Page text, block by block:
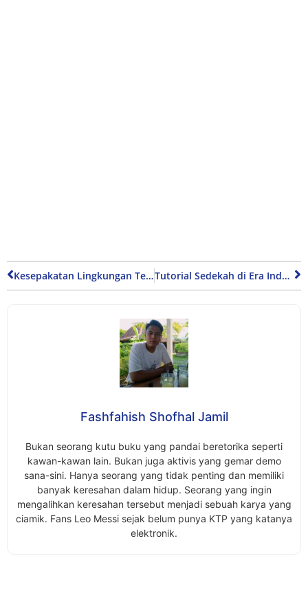
Kesepakatan Lingkungan Tersukses dalam Sejarah Manusia Tutorial Sedekah di Era Industri 4.0 ala Public Figure Indonesia
Fashfahish Shofhal Jamil
Bukan seorang kutu buku yang pandai beretorika seperti
kawan-kawan lain. Bukan juga aktivis yang gemar demo
sana-sini. Hanya seorang yang tidak penting dan memiliki
banyak keresahan dalam hidup. Seorang yang ingin
mengalihkan keresahan tersebut menjadi sebuah karya yang
ciamik. Fans Leo Messi sejak belum punya KTP yang katanya
elektronik.